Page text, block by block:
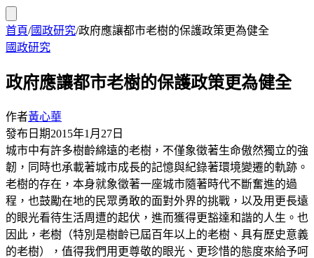
首頁/國政研究/政府應讓都市老樹的保護政策更為健全
國政研究
政府應讓都市老樹的保護政策更為健全
作者黃心華
發布日期2015年1月27日
城市中有許多樹齡綿遠的老樹，不僅象徵著生命傲然獨立的強
韌，同時也承載著城市成長的記憶與紀錄著環境變遷的軌跡。
老樹的存在，本身就象徵著一座城市隨著時代不斷奮進的過
程，也鼓勵在地的民眾勇敢的面對外界的挑戰，以及用更長遠
的眼光看待生活周遭的起伏，進而獲得更豁達和諧的人生。也
因此，老樹（特別是樹齡已屆百年以上的老樹、具有歷史意義
的老樹），值得我們用更尊敬的眼光、更珍惜的態度來給予呵